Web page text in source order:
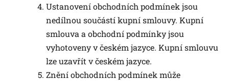
Ustanovení obchodních podmínek jsou
nedílnou součástí kupní smlouvy. Kupní
smlouva a obchodní podmínky jsou
vyhotoveny v českém jazyce. Kupní smlouvu
lze uzavřít v českém jazyce.
Znění obchodních podmínek může